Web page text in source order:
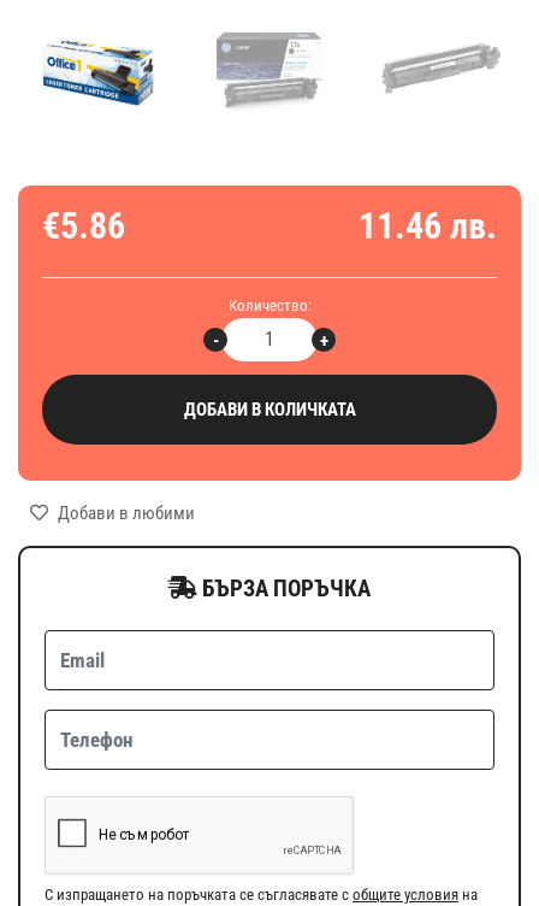
€5.86 11.46 лв.
Количество:
+
-
ДОБАВИ В КОЛИЧКАТА
Добави в любими
БЪРЗА ПОРЪЧКА
С изпращането на поръчката се съгласявате с общите условия на